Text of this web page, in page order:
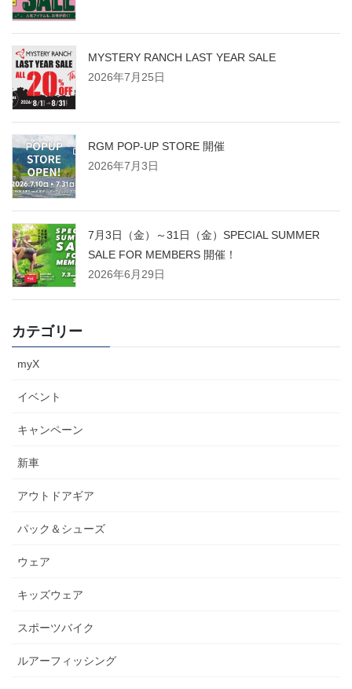
MYSTERY RANCH LAST YEAR SALE
2026年7月25日
RGM POP-UP STORE 開催
2026年7月3日
7月3日（金）～31日（金）SPECIAL SUMMER
SALE FOR MEMBERS 開催！
2026年6月29日
カテゴリー
myX
イベント
キャンペーン
新車
アウトドアギア
パック＆シューズ
ウェア
キッズウェア
スポーツバイク
ルアーフィッシング